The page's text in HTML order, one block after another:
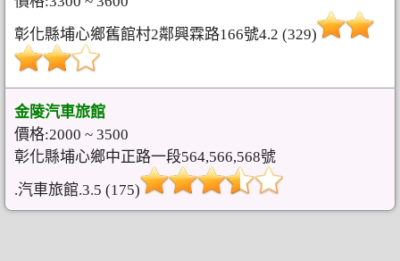
彰化縣埔心鄉舊館村2鄰興霖路166號4.2 (329)
金陵汽車旅館
價格:2000 ~ 3500
彰化縣埔心鄉中正路一段564,566,568號
.汽車旅館.3.5 (175)